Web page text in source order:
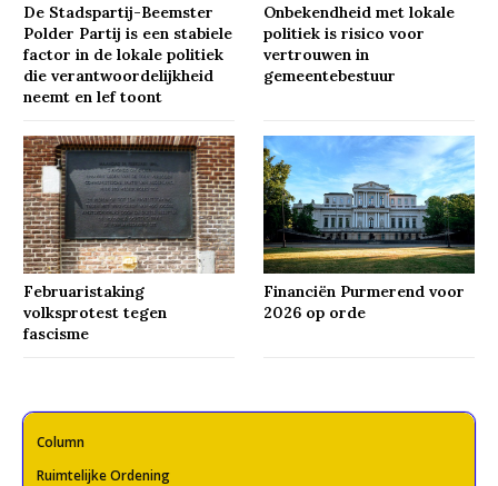
De Stadspartij-Beemster
Polder Partij is een stabiele
factor in de lokale politiek
die verantwoordelijkheid
neemt en lef toont
Onbekendheid met lokale
politiek is risico voor
vertrouwen in
gemeentebestuur
Februaristaking
volksprotest tegen
fascisme
Financiën Purmerend voor
2026 op orde
Column
Ruimtelijke Ordening